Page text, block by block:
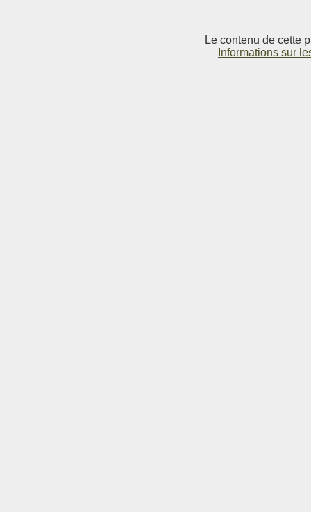
Le contenu de cette
Informations sur